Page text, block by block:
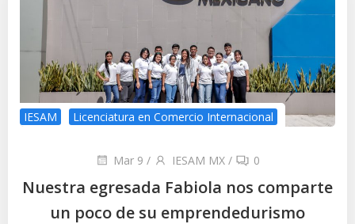
IESAM Licenciatura en Comercio Internacional
Mar 9 / IESAM MX / 0
Nuestra egresada Fabiola nos comparte
un poco de su emprendedurismo